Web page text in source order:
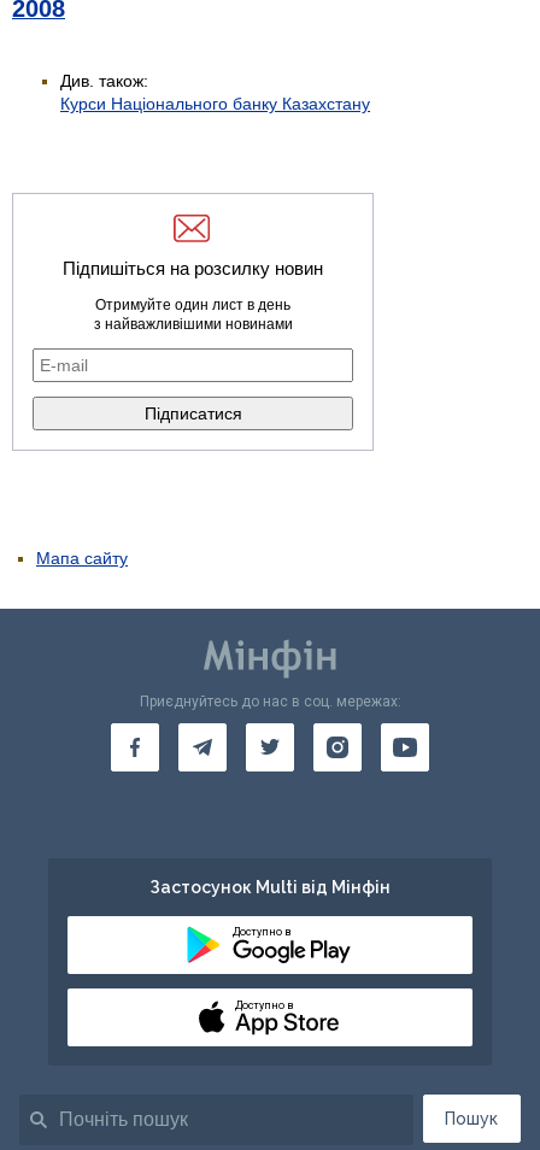
2008
Див. також:
Курси Національного банку Казахстану
Підпишіться на розсилку новин
Отримуйте один лист в день
з найважливішими новинами
Мапа сайту
Пошук
Приєднуйтесь до нас в соц. мережах:
Застосунок Multi від Мінфін
Доступно в
Доступно в